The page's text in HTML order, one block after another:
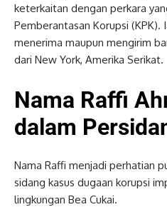
keterkaitan dengan perkara
Pemberantasan Korupsi
menerima maupun mengirim
dari New York, Amerika Serikat.
Nama Raffi
dalam
Nama Raffi menjadi perhatian
sidang kasus dugaan korupsi
lingkungan Bea Cukai.